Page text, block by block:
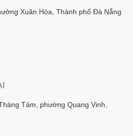
Xuân Hòa, Thành phố Đà Nẵng
Tám, phường Quang Vinh,